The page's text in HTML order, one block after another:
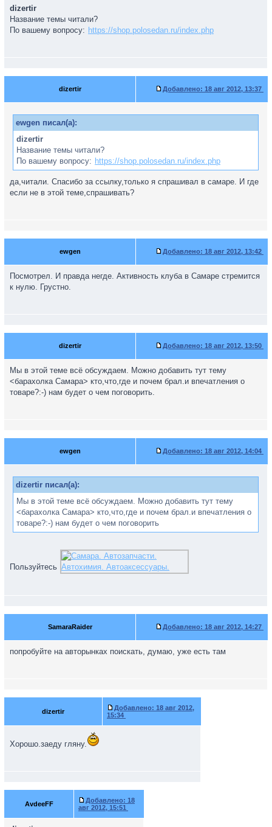
dizertir
Название темы читали?
По вашему вопросу: https://shop.polosedan.ru/index.php
dizertir Добавлено: 18 авг 2012, 13:37
ewgen писал(а):
dizertir
Название темы читали?
По вашему вопросу: https://shop.polosedan.ru/index.php
да,читали. Спасибо за ссылку,только я спрашивал в самаре. И где
если не в этой теме,спрашивать?
ewgen Добавлено: 18 авг 2012, 13:42
Посмотрел. И правда негде. Активность клуба в Самаре стремится
к нулю. Грустно.
dizertir Добавлено: 18 авг 2012, 13:50
Мы в этой теме всё обсуждаем. Можно добавить тут тему
<барахолка Самара> кто,что,где и почем брал.и впечатления о
товаре?:-) нам будет о чем поговорить.
ewgen Добавлено: 18 авг 2012, 14:04
dizertir писал(а):
Мы в этой теме всё обсуждаем. Можно добавить тут тему
<барахолка Самара> кто,что,где и почем брал.и впечатления о
товаре?:-) нам будет о чем поговорить
Пользуйтесь
SamaraRaider Добавлено: 18 авг 2012, 14:27
попробуйте на авторынках поискать, думаю, уже есть там
dizertir Добавлено: 18 авг 2012,
15:34
Хорошо.заеду гляну.
AvdeeFF Добавлено: 18
авг 2012, 15:51